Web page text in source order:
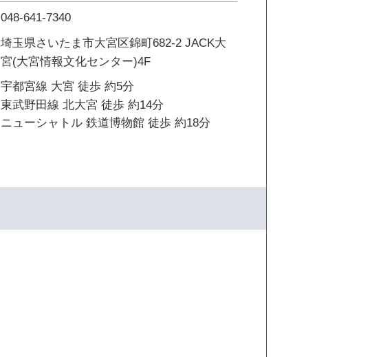
048-641-7340
埼玉県さいたま市大宮区錦町682-2 JACK大
宮(大宮情報文化センター)4F
宇都宮線 大宮 徒歩 約5分
東武野田線 北大宮 徒歩 約14分
ニューシャトル 鉄道博物館 徒歩 約18分